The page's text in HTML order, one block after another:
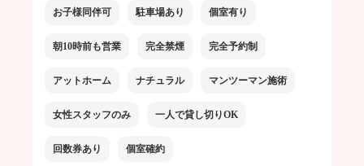
お子様同伴可 駐車場あり 個室有り
朝10時前も営業 完全禁煙 完全予約制
アットホーム ナチュラル マンツーマン施術
女性スタッフのみ 一人で貸し切りOK
回数券あり 個室確約